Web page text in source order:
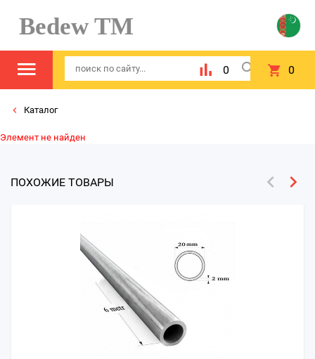
Bedew TM
0 0
Каталог
Элемент не найден
ПОХОЖИЕ ТОВАРЫ